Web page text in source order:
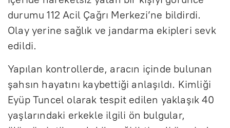
durumu 112 Acil Çağrı Merkezi’ne bildirdi.
Olay yerine sağlık ve jandarma ekipleri sevk
edildi.
Yapılan kontrollerde, aracın içinde bulunan
şahsın hayatını kaybettiği anlaşıldı. Kimliği
Eyüp Tuncel olarak tespit edilen yaklaşık 40
yaşlarındaki erkekle ilgili ön bulgular,